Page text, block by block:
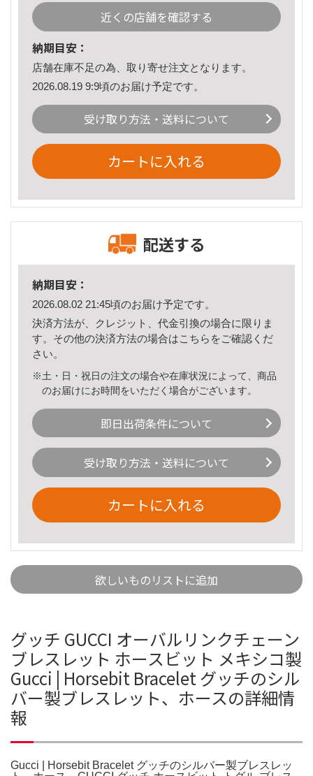
近くの店舗を確認する
納期目安：
店舗在庫不足の為、取り寄せ注文となります。
2026.08.19 9:9頃のお届け予定です。
受け取り方法・送料について
カートに入れる
配送する
納期目安：
2026.08.02 21:45頃のお届け予定です。
決済方法が、クレジット、代金引換の場合に限りま
す。その他の決済方法の場合はこちら をご確認くだ
さい。
※土・日・祝日の注文の場合や在庫状況によって、商品
のお届けにお時間をいただく場合がございます。
即日出荷条件について
受け取り方法・送料について
カートに入れる
欲しいものリストに追加
グッチ GUCCI オーバルリンクチェーン
ブレスレット ホースビット メキシコ製
Gucci | Horsebit Bracelet グッチのシル
バー製ブレスレット、ホースの詳細情
報
Gucci | Horsebit Bracelet グッチのシルバー製ブレスレッ